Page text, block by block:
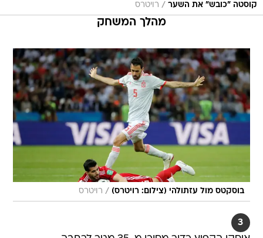
קוסטה "כובש" את השער / רויטרס
מהלך המשחק
בוסקטס מול עזתולהי (צילום: רויטרס) / רויטרס
3